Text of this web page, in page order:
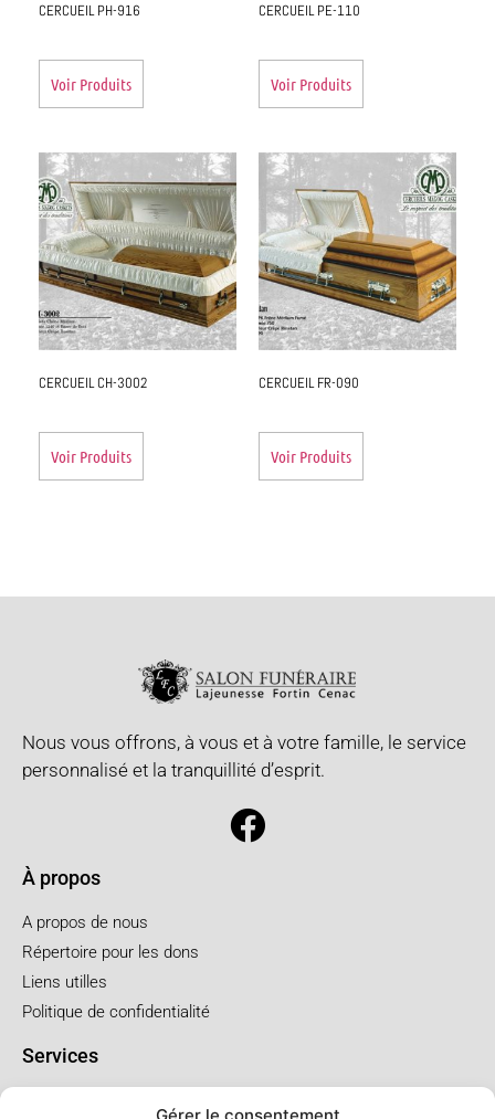
CERCUEIL PH-916
Voir Produits
CERCUEIL PE-110
Voir Produits
CERCUEIL CH-3002
Voir Produits
CERCUEIL FR-090
Voir Produits
Nous vous offrons, à vous et à votre famille, le service
personnalisé et la tranquillité d’esprit.
À propos
A propos de nous
Répertoire pour les dons
Liens utilles
Politique de confidentialité
Services